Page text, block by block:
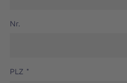
Nr.
PLZ *